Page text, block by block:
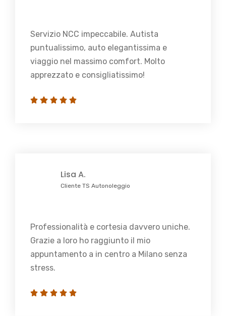
Servizio NCC impeccabile. Autista
puntualissimo, auto elegantissima e
viaggio nel massimo comfort. Molto
apprezzato e consigliatissimo!
Lisa A.
Cliente TS Autonoleggio
Professionalità e cortesia davvero uniche.
Grazie a loro ho raggiunto il mio
appuntamento a in centro a Milano senza
stress.